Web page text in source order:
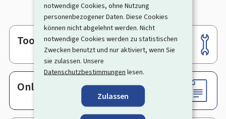
notwendige Cookies, ohne Nutzung
personenbezogener Daten. Diese Cookies
können nicht abgelehnt werden. Nicht
notwendige Cookies werden zu statistischen
Zwecken benutzt und nur aktiviert, wenn Sie
sie zulassen. Unsere
Datenschutzbestimmungen lesen.
Zulassen
Footer
Tools
Online-Dienste & Formulare